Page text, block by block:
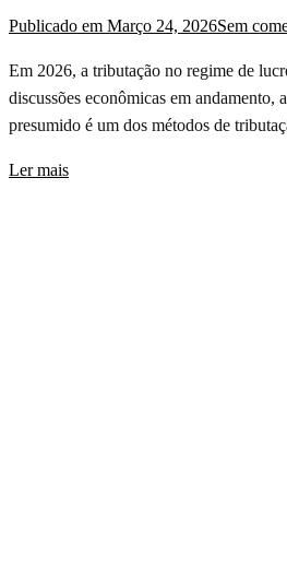
Publicado em Março 24, 2026Sem
Em 2026, a tributação no regime de
discussões econômicas em
presumido é um dos métodos de
Ler mais